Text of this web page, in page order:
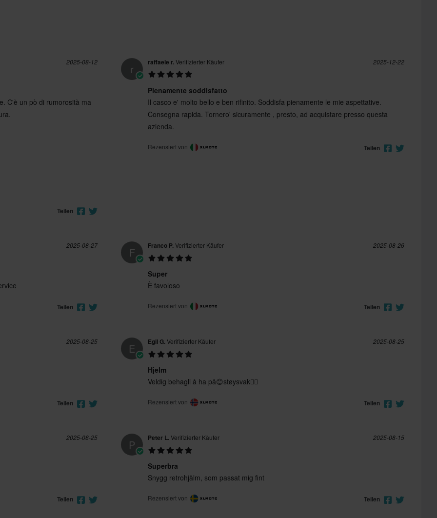
XXL
285 x 370 x 280 mm
2025-08-12
C'è un pò di rumorosità ma
Teilen
r raffaele r.Verifizierter Käufer 2025-12-22
Pienamente soddisfatto
Il casco e' molto bello e ben rifinito. Soddisfa pienamente le mie aspettative.
Consegna rapida. Tornero' sicuramente , presto, ad acquistare presso questa
azienda.
Rezensiert von Teilen
2025-08-27
Teilen
F Franco P.Verifizierter Käufer 2025-08-26
Super
È favoloso
Rezensiert von Teilen
2025-08-25
Teilen
E Egil G.Verifizierter Käufer 2025-08-25
Hjelm
Veldig behagli å ha på😊støysvak👍🏼
Rezensiert von Teilen
2025-08-25
Teilen
P Peter L.Verifizierter Käufer 2025-08-15
Superbra
Snygg retrohjälm, som passat mig fint
Rezensiert von Teilen